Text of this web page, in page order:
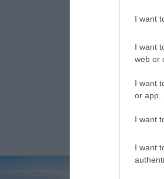
I want
I want
web or
I want
or app.
I want
I want